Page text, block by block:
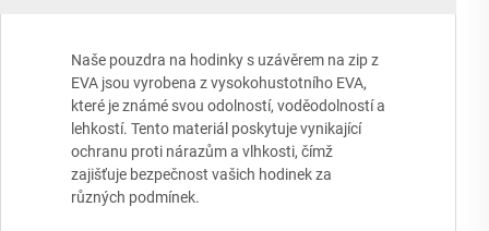
Naše pouzdra na hodinky s uzávěrem na zip z
EVA jsou vyrobena z vysokohustotního EVA,
které je známé svou odolností, voděodolností a
lehkostí. Tento materiál poskytuje vynikající
ochranu proti nárazům a vlhkosti, čímž
zajišťuje bezpečnost vašich hodinek za
různých podmínek.